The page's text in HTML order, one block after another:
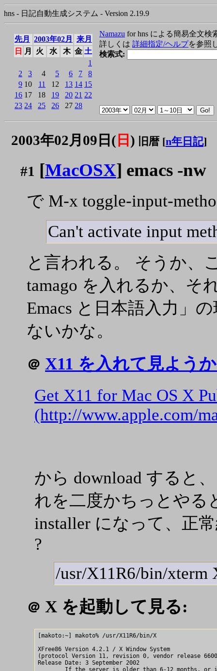
hns - 日記自動生成システム - Version 2.19.9
先月 2003年02月
来月
日
月 火 水 木 金 土
1
2
3 4 5 6 7
8
9 10 11 12 13 14 15
16 17 18 19 20 21 22
23 24 25 26 27 28
Namazu for hns による簡易全文検
詳しくは 詳細指定/ヘルプを参照
検索式:
2003年02月09日( 日 ) 旧暦 [n年日記]
#1 [MacOSX] emacs -nw
で M-x toggle-input-
Can't activate input
と言われる。 そうか、
tamago を入れるか、そ
Emacs と日本語入力」
ないかな。
＠ X11 を入れて見よう
Get X11 for Mac OS X
(http://www.apple.com/
から download すると
れを二度かちっとやる
installer になって、正
?
/usr/X11R6/bin/xterm
＠ X を起動して見る:
[makoto:~] makoto% /usr/X11R6/bin/X
XFree86 Version 4.2.1 / X Window System
(protocol Version 11, revision 0, vendor release
Release Date: 3 September 2002
If the server is older than 6-12 months, or